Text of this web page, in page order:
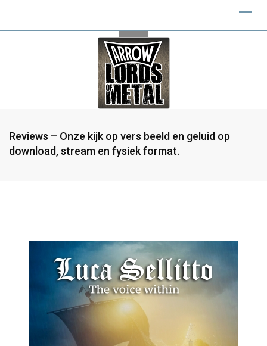
Reviews – Onze kijk op vers beeld en geluid op
download, stream en fysiek format.